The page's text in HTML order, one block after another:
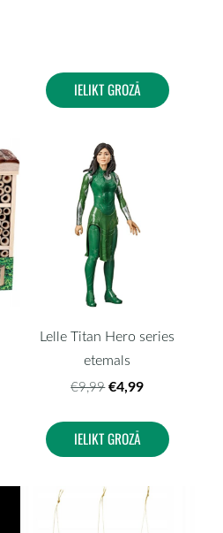
IELIKT GROZĀ
Lelle Titan Hero series
etemals
€9,99 €4,99
IELIKT GROZĀ